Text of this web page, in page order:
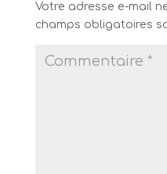
Votre adresse e-mail
champs obligatoires